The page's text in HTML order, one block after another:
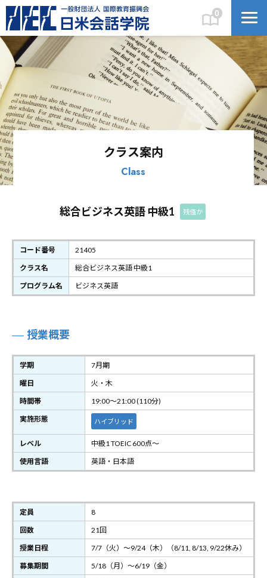
0
クラス案内
Class
総合ビジネス英語 中級1 残僅か
コード番号
21405
クラス名
総合ビジネス英語 中級1
プログラム名
ビジネス英語
授業概要
学期
7月期
曜日
火・木
時間帯
19:00～21:00 (110分)
実施形態
ハイブリッド
レベル
中級1 TOEIC 600点～
使用言語
英語・日本語
定員
8
回数
21回
授業日程
7/7（火）～9/24（木）（8/11, 8/13, 9/22休み）
募集期間
5/18（月）～6/19（金）